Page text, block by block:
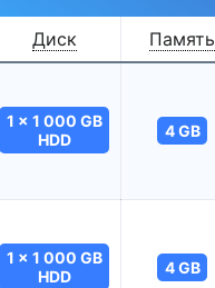
Диск Память
1 x 1 000 GB
HDD
4 GB
1 x 1 000 GB
HDD
4 GB